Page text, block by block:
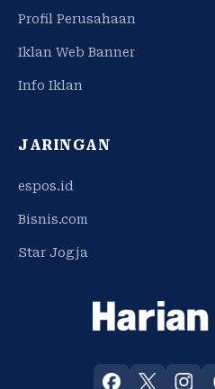
Profil Perusahaan
Iklan Web Banner
Info Iklan
JARINGAN
espos.id
Bisnis.com
Star Jogja